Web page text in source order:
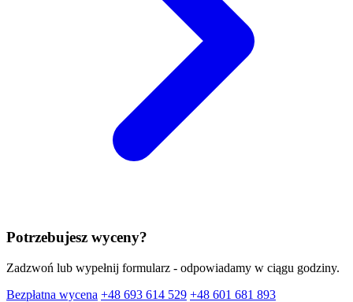
Potrzebujesz wyceny?
Zadzwoń lub wypełnij formularz - odpowiadamy w ciągu godziny.
Bezpłatna wycena +48 693 614 529 +48 601 681 893